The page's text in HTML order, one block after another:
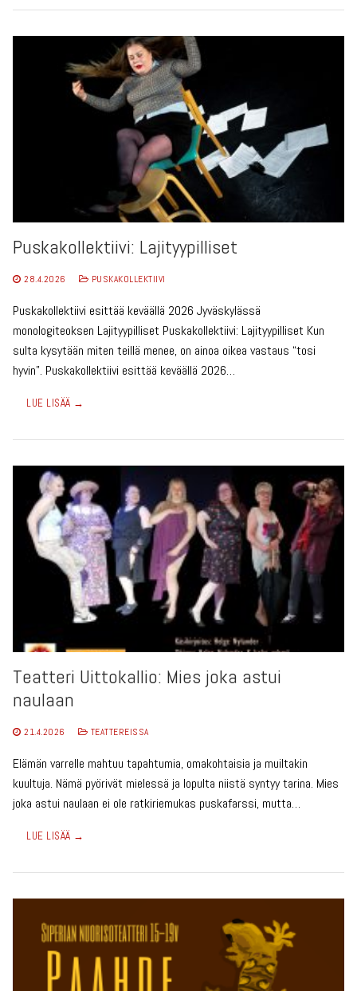
Puskakollektiivi: Lajityypilliset
28.4.2026 PUSKAKOLLEKTIIVI
Puskakollektiivi esittää keväällä 2026 Jyväskylässä
monologiteoksen Lajityypilliset Puskakollektiivi: Lajityypilliset Kun
sulta kysytään miten teillä menee, on ainoa oikea vastaus “tosi
hyvin”. Puskakollektiivi esittää keväällä 2026…
LUE LISÄÄ →
Teatteri Uittokallio: Mies joka astui
naulaan
21.4.2026 TEATTEREISSA
Elämän varrelle mahtuu tapahtumia, omakohtaisia ja muiltakin
kuultuja. Nämä pyörivät mielessä ja lopulta niistä syntyy tarina. Mies
joka astui naulaan ei ole ratkiriemukas puskafarssi, mutta…
LUE LISÄÄ →